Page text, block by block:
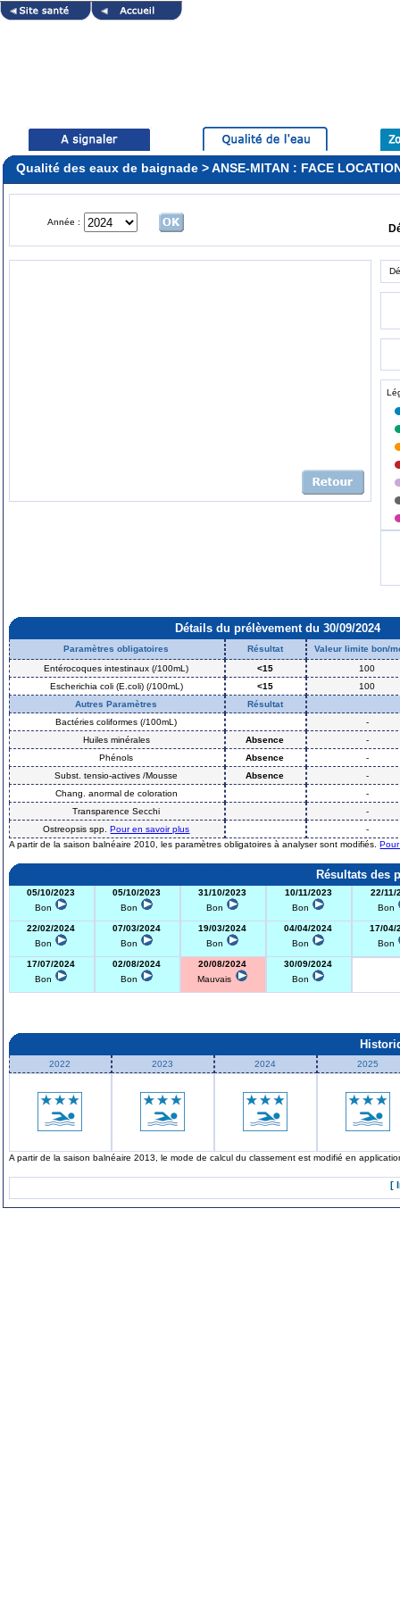
Qualité des eaux de baignade > ANSE-MITAN : FACE
Année :
Détails du prélèvement du 30/09/2024
Paramètres obligatoires Résultat
Valeur limite bon/
Entérocoques intestinaux (/100mL)
<15
100
Escherichia coli (E.coli) (/100mL)
<15
100
Autres Paramètres
Résultat
Bactéries coliformes (/100mL)
-
Huiles minérales
Absence
-
Phénols
Absence
-
Subst. tensio-actives /Mousse
Absence
-
Chang. anormal de coloration
-
Transparence Secchi
-
Ostreopsis spp.Pour en savoir plus
-
A partir de la saison balnéaire 2010, les paramètres obligatoires à analyser sont modifiés.
Résultats des
05/10/2023
Bon
05/10/2023
Bon
31/10/2023
Bon
10/11/2023
Bon
22/11/
Bon
22/02/2024
Bon
07/03/2024
Bon
19/03/2024
Bon
04/04/2024
Bon
17/04/
Bon
17/07/2024
Bon
02/08/2024
Bon
20/08/2024
Mauvais
30/09/2024
Bon
2022 2023 2024 2025
A partir de la saison balnéaire 2013, le mode de calcul du classement est modifié en
[